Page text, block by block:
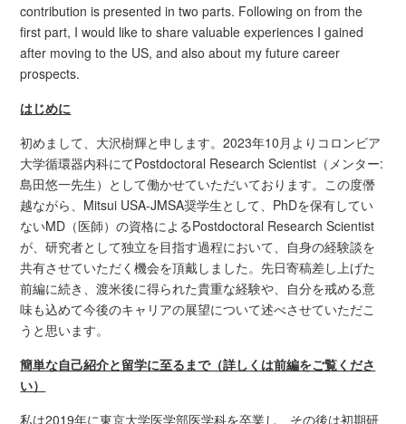
contribution is presented in two parts. Following on from the
first part, I would like to share valuable experiences I gained
after moving to the US, and also about my future career
prospects.
はじめに
初めまして、大沢樹輝と申します。2023年10月よりコロンビア
大学循環器内科にてPostdoctoral Research Scientist（メンター:
島田悠一先生）として働かせていただいております。この度僭
越ながら、Mitsui USA-JMSA奨学生として、PhDを保有してい
ないMD（医師）の資格によるPostdoctoral Research Scientist
が、研究者として独立を目指す過程において、自身の経験談を
共有させていただく機会を頂戴しました。先日寄稿差し上げた
前編に続き、渡米後に得られた貴重な経験や、自分を戒める意
味も込めて今後のキャリアの展望について述べさせていただこ
うと思います。
簡単な自己紹介と留学に至るまで（詳しくは前編をご覧くださ
い）
私は2019年に東京大学医学部医学科を卒業し、その後は初期研